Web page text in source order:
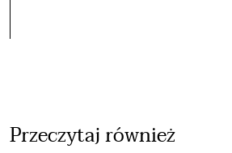
Przeczytaj również